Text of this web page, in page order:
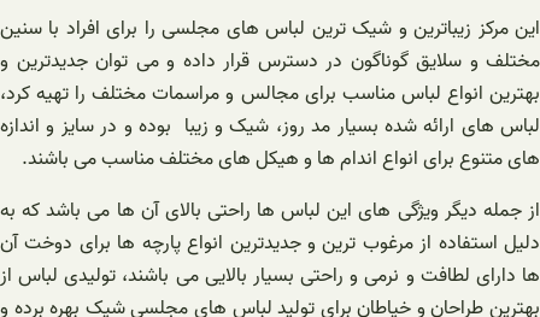
این مرکز زیباترین و شیک ترین لباس های مجلسی را برای افراد با سنین
مختلف و سلایق گوناگون در دسترس قرار داده و می توان جدیدترین و
بهترین انواع لباس مناسب برای مجالس و مراسمات مختلف را تهیه کرد،
لباس های ارائه شده بسیار مد روز، شیک و زیبا بوده و در سایز و اندازه
های متنوع برای انواع اندام ها و هیکل های مختلف مناسب می باشند.
از جمله دیگر ویژگی های این لباس ها راحتی بالای آن ها می باشد که به
دلیل استفاده از مرغوب ترین و جدیدترین انواع پارچه ها برای دوخت آن
ها دارای لطافت و نرمی و راحتی بسیار بالایی می باشند، تولیدی لباس از
بهترین طراحان و خیاطان برای تولید لباس های مجلسی شیک بهره برده و